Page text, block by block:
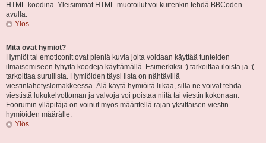
HTML-koodina. Yleisimmät HTML-muotoilut voi kuitenkin tehdä BBCoden
avulla.
Ylös
Mitä ovat hymiöt?
Hymiöt tai emoticonit ovat pieniä kuvia joita voidaan käyttää tunteiden
ilmaisemiseen lyhyitä koodeja käyttämällä. Esimerkiksi :) tarkoittaa iloista ja :(
tarkoittaa surullista. Hymiöiden täysi lista on nähtävillä
viestinlähetyslomakkeessa. Älä käytä hymiöitä liikaa, sillä ne voivat tehdä
viestistä lukukelvottoman ja valvoja voi poistaa niitä tai viestin kokonaan.
Foorumin ylläpitäjä on voinut myös määritellä rajan yksittäisen viestin
hymiöiden määrälle.
Ylös